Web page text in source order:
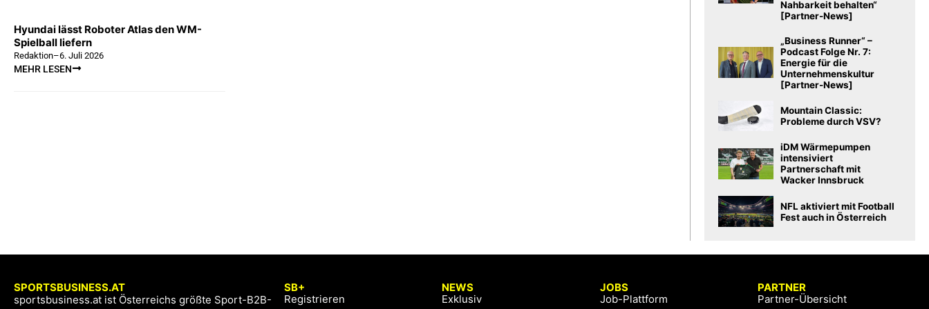
Hyundai lässt Roboter Atlas den WM-
Spielball liefern
Redaktion–6. Juli 2026
MEHR LESEN
Nahbarkeit behalten“
[Partner-News]
„Business Runner“ –
Podcast Folge Nr. 7:
Energie für die
Unternehmenskultur
[Partner-News]
Mountain Classic:
Probleme durch VSV?
iDM Wärmepumpen
intensiviert
Partnerschaft mit
Wacker Innsbruck
NFL aktiviert mit Football
Fest auch in Österreich
SPORTSBUSINESS.AT
sportsbusiness.at ist Österreichs größte Sport-B2B-
SB+
Registrieren
NEWS
Exklusiv
JOBS
Job-Plattform
PARTNER
Partner-Übersicht